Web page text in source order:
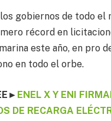
gobiernos de todo el
récord en
este año, en pro
en todo el orbe.
► ENEL X Y ENI
DE RECARGA